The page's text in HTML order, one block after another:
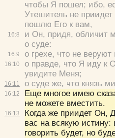
16:8
16:9
16:10
16:11
16:12
16:13
чтобы Я пошел; ибо,
Утешитель не
пошлю Его к вам,
и Он, придя, обличит
о суде:
о грехе, что не
о правде, что Я иду к
увидите Меня;
о суде же, что князь
Еще многое имею
не можете вместить.
Когда же приидет Он,
вас на всякую истину:
говорить будет, но
Удалить